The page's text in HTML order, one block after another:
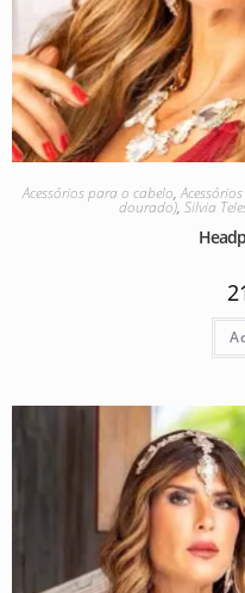
Acessórios para o cabelo,
dourado), Silvia